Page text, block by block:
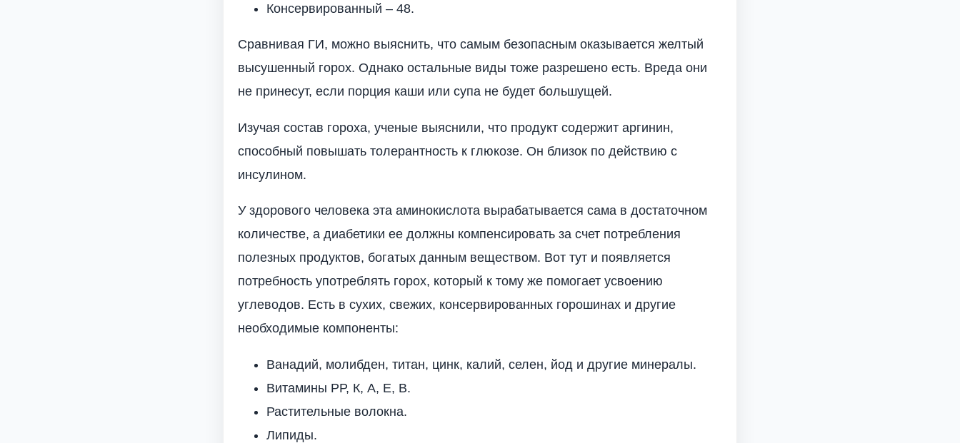
Консервированный – 48.
Сравнивая ГИ, можно выяснить, что самым безопасным оказывается желтый
высушенный горох. Однако остальные виды тоже разрешено есть. Вреда они
не принесут, если порция каши или супа не будет большущей.
Изучая состав гороха, ученые выяснили, что продукт содержит аргинин,
способный повышать толерантность к глюкозе. Он близок по действию с
инсулином.
У здорового человека эта аминокислота вырабатывается сама в достаточном
количестве, а диабетики ее должны компенсировать за счет потребления
полезных продуктов, богатых данным веществом. Вот тут и появляется
потребность употреблять горох, который к тому же помогает усвоению
углеводов. Есть в сухих, свежих, консервированных горошинах и другие
необходимые компоненты:
Ванадий, молибден, титан, цинк, калий, селен, йод и другие минералы.
Витамины РР, К, А, Е, В.
Растительные волокна.
Липиды.